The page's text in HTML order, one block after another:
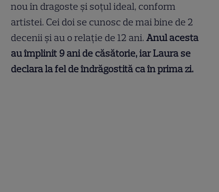
nou în dragoste și soțul ideal, conform
artistei. Cei doi se cunosc de mai bine de 2
decenii și au o relație de 12 ani.Anul acesta
au împlinit 9 ani de căsătorie, iar Laura se
declara la fel de îndrăgostită ca în prima zi.